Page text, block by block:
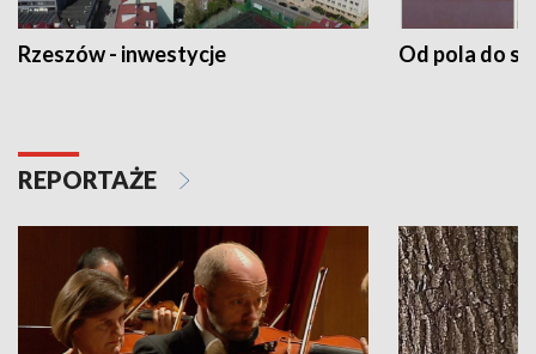
Rzeszów - inwestycje Od pola do
REPORTAŻE